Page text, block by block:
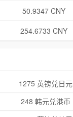
50.9347 CNY
254.6733 CNY
1275 英镑兑日元
248 韩元兑港币